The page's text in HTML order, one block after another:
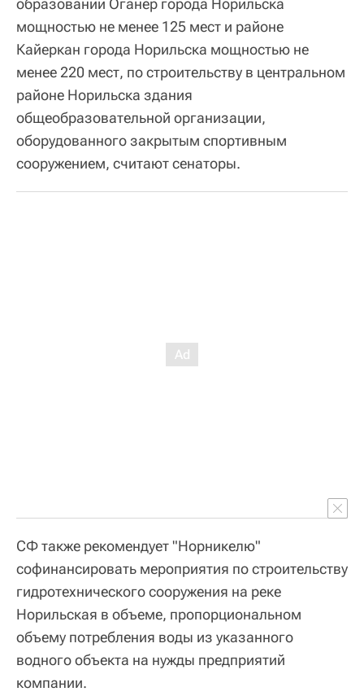
мощностью не менее 125 мест и районе
Кайеркан города Норильска мощностью не
менее 220 мест, по строительству в центральном
районе Норильска здания
общеобразовательной организации,
оборудованного закрытым спортивным
сооружением, считают сенаторы.
СФ также рекомендует "Норникелю"
софинансировать мероприятия по строительству
гидротехнического сооружения на реке
Норильская в объеме, пропорциональном
объему потребления воды из указанного
водного объекта на нужды предприятий
компании.